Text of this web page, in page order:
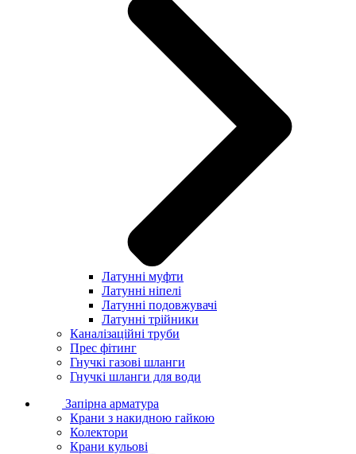
Латунні муфти
Латунні ніпелі
Латунні подовжувачі
Латунні трійники
Каналізаційні труби
Прес фітинг
Гнучкі газові шланги
Гнучкі шланги для води
Запірна арматура
Крани з накидною гайкою
Колектори
Крани кульові